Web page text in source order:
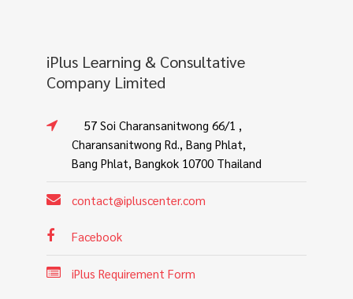
iPlus Learning & Consultative
Company Limited
57 Soi Charansanitwong 66/1 ,
Charansanitwong Rd., Bang Phlat,
Bang Phlat, Bangkok 10700 Thailand
contact@ipluscenter.com
Facebook
iPlus Requirement Form